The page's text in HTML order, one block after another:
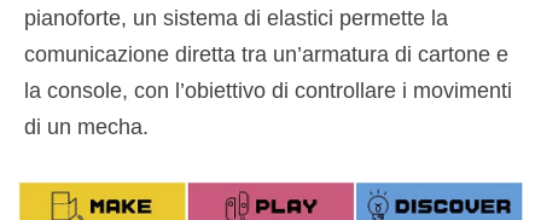
pianoforte, un sistema di elastici permette la
comunicazione diretta tra un’armatura di cartone e
la console, con l’obiettivo di controllare i movimenti
di un mecha.